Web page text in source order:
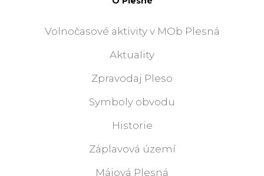
Volnočasové aktivity v MOb Plesná
Aktuality
Zpravodaj Pleso
Symboly obvodu
Historie
Záplavová území
Májová Plesná